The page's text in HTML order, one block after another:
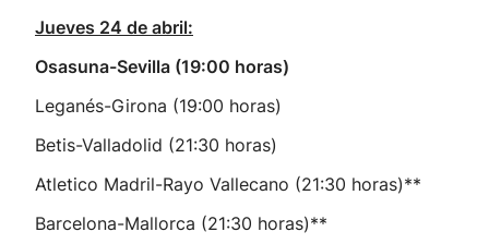
Jueves 24 de abril:
Osasuna-Sevilla (19:00 horas)
Leganés-Girona (19:00 horas)
Betis-Valladolid (21:30 horas)
Atletico Madril-Rayo Vallecano (21:30 horas)**
Barcelona-Mallorca (21:30 horas)**